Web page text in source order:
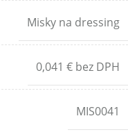
Misky na dressing
0,041 € bez DPH
MIS0041